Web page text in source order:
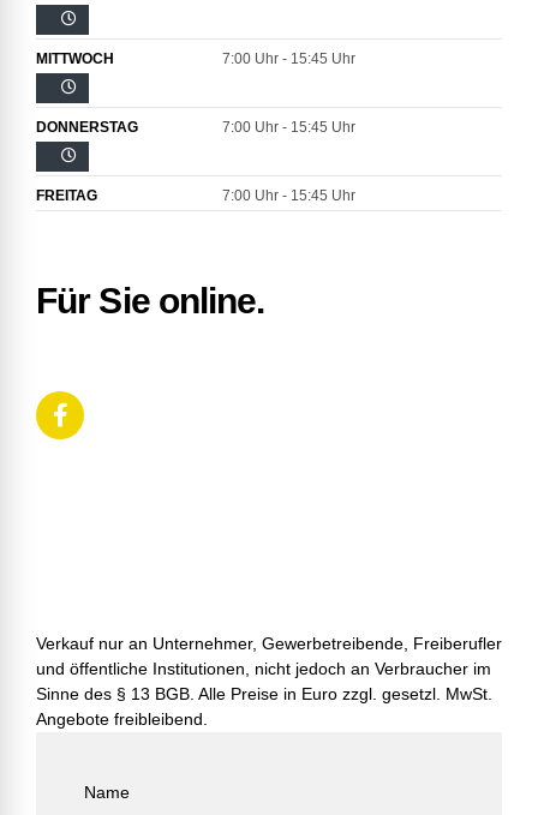
MITTWOCH 7:00 Uhr - 15:45 Uhr
DONNERSTAG 7:00 Uhr - 15:45 Uhr
FREITAG 7:00 Uhr - 15:45 Uhr
Für Sie online.
Verkauf nur an Unternehmer, Gewerbetreibende, Freiberufler
und öffentliche Institutionen, nicht jedoch an Verbraucher im
Sinne des § 13 BGB. Alle Preise in Euro zzgl. gesetzl. MwSt.
Angebote freibleibend.
Name